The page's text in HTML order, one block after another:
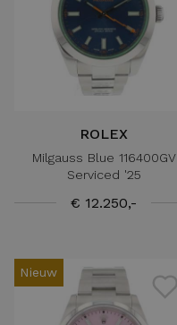
ROLEX
Milgauss Blue 116400GV
Serviced '25
€ 12.250,-
Nieuw